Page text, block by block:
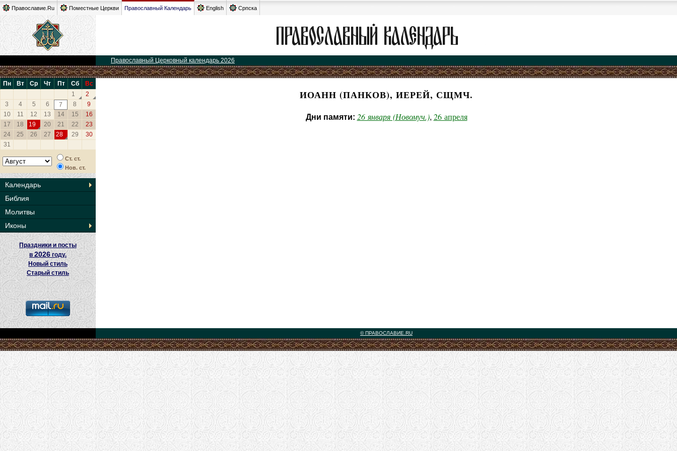
Православие.Ru Поместные Церкви Православный Календарь English Српска
Православный Церковный календарь 2026
Пн Вт Ср Чт Пт Сб
Вс
1
2
3
4 5 6 7 8
9
10
11 12 13 14 15
16
17
18 19 20 21 22
23
24
25 26 27 28 29
30
31
Ст. ст.
Нов. ст.
Календарь
Библия
Молитвы
Иконы
Праздники и посты
в2026 году.
Новый стиль
Старый стиль
ИОАНН (ПАНКОВ), ИЕРЕЙ, СЩМЧ.
Дни памяти: 26 января (Новомуч.), 26 апреля
© ПРАВОСЛАВИЕ.RU